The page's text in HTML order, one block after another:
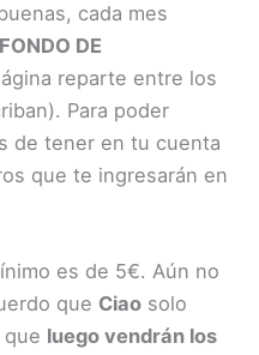
cada mes
FONDO DE
reparte entre los
Para poder
de tener en tu cuenta
que te ingresarán en
es de 5€. Aún no
que Ciao solo
que luego vendrán los